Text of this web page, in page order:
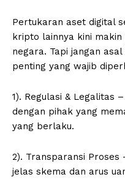
Pertukaran aset digital
kripto lainnya kini
negara. Tapi jangan
penting yang wajib
1). Regulasi & Legalitas
dengan pihak yang
yang berlaku.
2). Transparansi
jelas skema dan arus